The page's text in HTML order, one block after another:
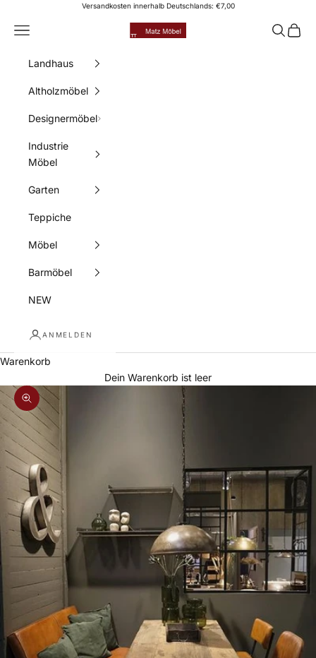
Zum Inhalt springenVersandkosten innerhalb Deutschlands: €7,00
Matz Möbel
Menü Suchen
Landhaus
Altholzmöbel
Designermöbel
Industrie
Möbel
Garten
Teppiche
Möbel
Barmöbel
NEW
ANMELDEN
Warenkorb
Dein Warenkorb ist leer
Bild vergrößern